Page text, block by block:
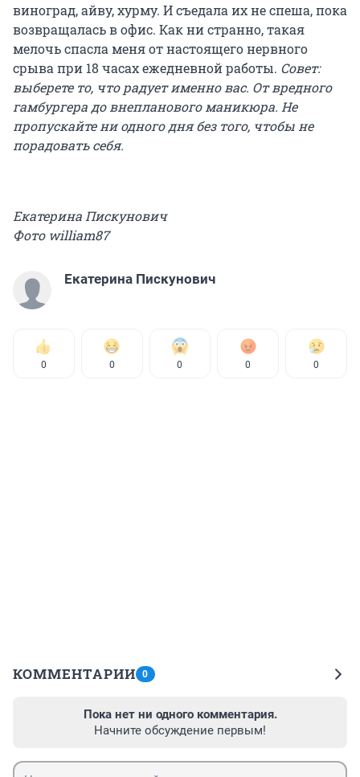
виноград, айву, хурму. И съедала их не спеша, пока
возвращалась в офис. Как ни странно, такая
мелочь спасла меня от настоящего нервного
срыва при 18 часах ежедневной работы. Совет:
выберете то, что радует именно вас. От вредного
гамбургера до внепланового маникюра. Не
пропускайте ни одного дня без того, чтобы не
порадовать себя.
Екатерина Пискунович
Фото william87
Екатерина Пискунович
0 0 0 0 0
КОММЕНТАРИИ 0
Пока нет ни одного комментария.
Начните обсуждение первым!